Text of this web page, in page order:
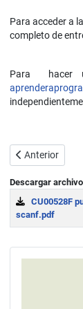
Para acceder a
completo de
Para hacer
Artículo
Anterior
Descargar
CU00528F
scanf.pdf